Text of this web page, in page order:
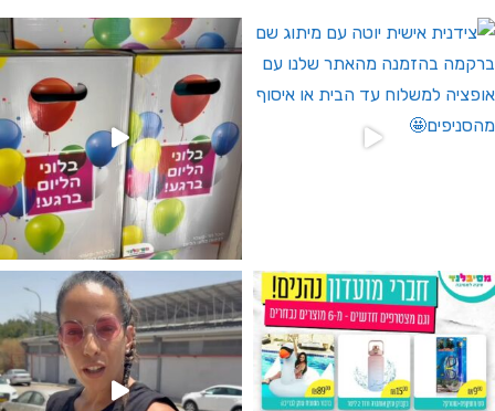
לחברי מועדון ומצטרפים חדשים🤍
מין העובר רק במסיבלנד !! קיים